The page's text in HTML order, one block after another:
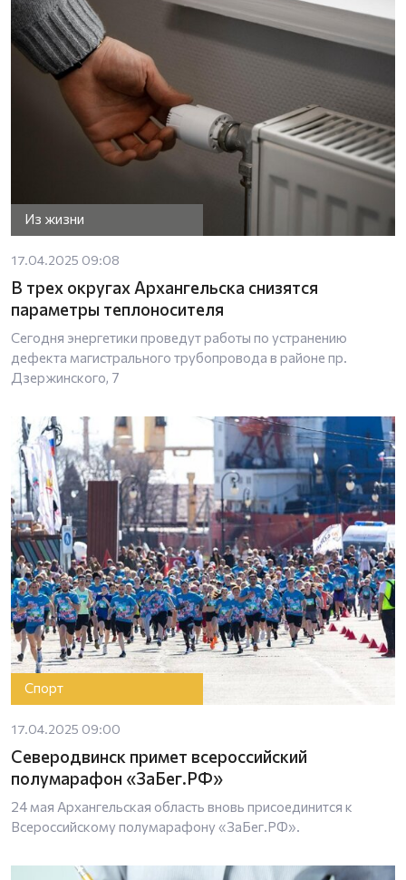
Из жизни
17.04.2025 09:08
В трех округах Архангельска снизятся
параметры теплоносителя
Сегодня энергетики проведут работы по устранению
дефекта магистрального трубопровода в районе пр.
Дзержинского, 7
Спорт
17.04.2025 09:00
Северодвинск примет всероссийский
полумарафон «ЗаБег.РФ»
24 мая Архангельская область вновь присоединится к
Всероссийскому полумарафону «ЗаБег.РФ».